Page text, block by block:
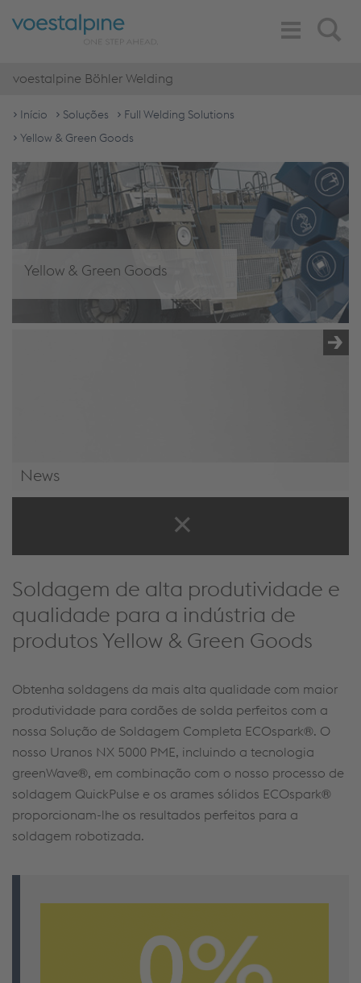
Search
Toggle
Navigation
voestalpine Böhler Welding
Início Soluções
Full Welding Solutions
Yellow & Green Goods
Yellow & Green Goods
News
Soldagem de alta produtividade e
qualidade para a indústria de
produtos Yellow & Green Goods
Obtenha soldagens da mais alta qualidade com maior
produtividade para cordões de solda perfeitos com a
nossa Solução de Soldagem Completa ECOspark®. O
nosso Uranos NX 5000 PME, incluindo a tecnologia
greenWave®, em combinação com o nosso processo de
soldagem QuickPulse e os arames sólidos ECOspark®
proporcionam-lhe os resultados perfeitos para a
soldagem robotizada.